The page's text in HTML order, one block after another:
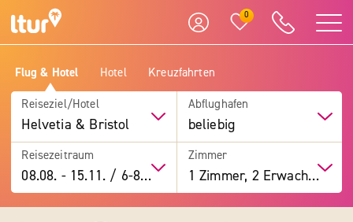
0
Flug & Hotel Hotel Kreuzfahrten
Reiseziel/Hotel
Helvetia & Bristol
Abflughafen
beliebig
Reisezeitraum
08.08. -15.11. / 6-8 Tage
Zimmer
1 Zimmer, 2 Erwachsene